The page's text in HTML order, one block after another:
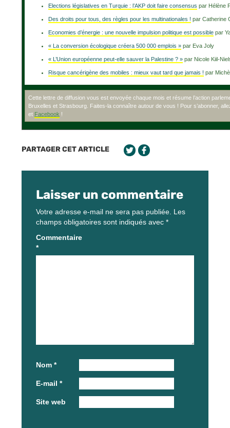
Elections législatives en Turquie : l’AKP doit faire consensus par Hélène
Des droits pour tous, des règles pour les multinationales ! par Catherine
Economies d’énergie : une nouvelle impulsion politique est possible par
« La conversion écologique créera 500 000 emplois » par Eva Joly
« L’Union européenne peut-elle sauver la Palestine ? » par Nicole Kiil-
Risque cancérigène des mobiles : mieux vaut tard que jamais ! par
Cette lettre de diffusion vous est envoyée chaque mois et résume l’action
Bruxelles et Strasbourg. Faites-la connaître autour de vous ! Pour s’abonner,
et Facebook !
PARTAGER CET ARTICLE
Laisser un commentaire
Votre adresse e-mail ne sera pas publiée. Les
champs obligatoires sont indiqués avec *
Commentaire
*
Nom *
E-mail *
Site web